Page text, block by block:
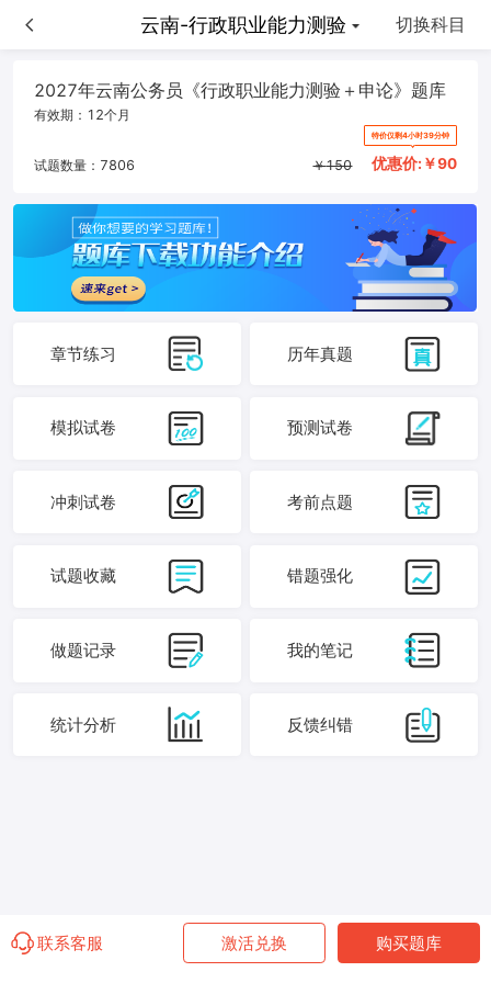
云南-行政职业能力测验 切换科目
云南-申论
2027年云南公务员《行政职业能力测验＋申论》题库
有效期： 12个月
试题数量： 7806 ￥150
特价仅剩4小时39分钟
优惠价:￥90
章节练习 历年真题
模拟试卷 预测试卷
冲刺试卷 考前点题
试题收藏 错题强化
做题记录 我的笔记
统计分析 反馈纠错
联系客服 激活兑换 购买题库